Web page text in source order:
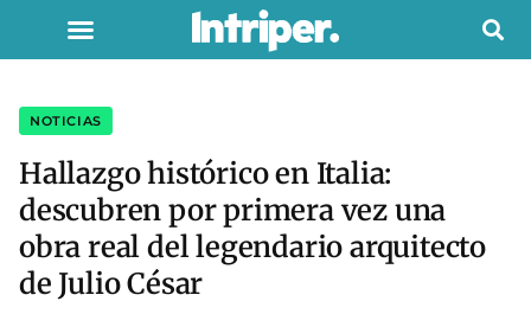
NOTICIAS
Hallazgo histórico en Italia:
descubren por primera vez una
obra real del legendario arquitecto
de Julio César